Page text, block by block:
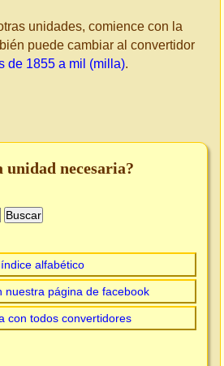
unidades, comience con la
puede cambiar al convertidor
de 1855 a mil (milla).
unidad necesaria?
alfabético
nuestra página de facebook
con todos convertidores